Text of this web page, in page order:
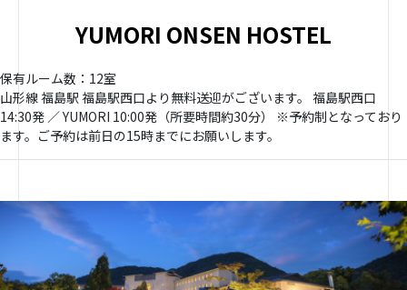
YUMORI ONSEN HOSTEL
保有ルーム数：12室
山形線 福島駅 福島駅西口より無料送迎がございます。 福島駅西口
14:30発 ／ YUMORI 10:00発（所要時間約30分） ※予約制となっており
ます。ご予約は前日の15時までにお願いします。